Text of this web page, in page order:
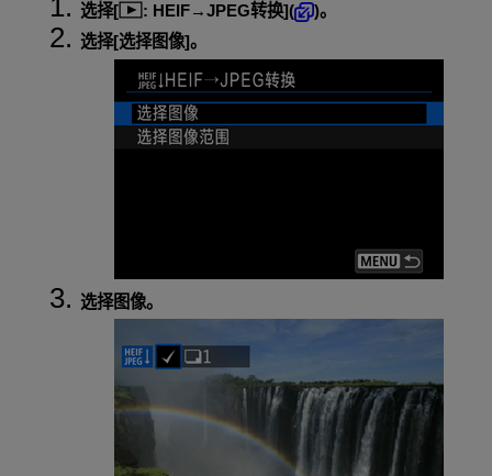
选择[ : HEIF→JPEG转换](
)。
选择[选择图像]。
选择图像。